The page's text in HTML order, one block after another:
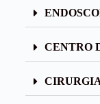
CENTRO